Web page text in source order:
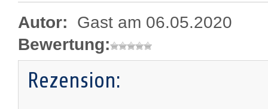
Autor: Gast am 06.05.2020
Bewertung:
Rezension: